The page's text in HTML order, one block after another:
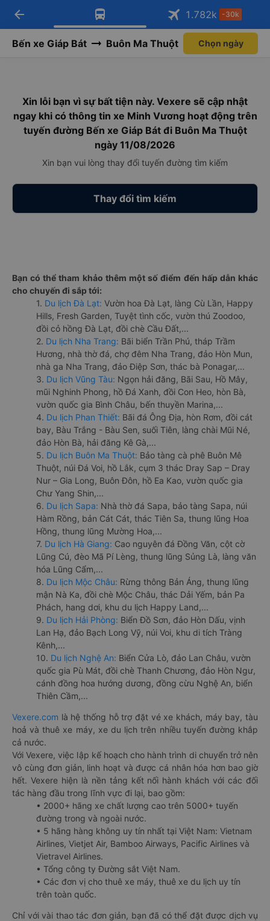
Tải app Vexere ngay!
Nhận ưu đãi thành viên độc
Mở app
Tải app Vexere
-30k/ghế khi đặt vé máy bay qua
Mở app
arrow_back 1.782k -30k
Bến xe Giáp Bát Buôn Ma Thuột Chọn ngày
Xin lỗi bạn vì sự bất tiện này. Vexere sẽ cập nhật
ngay khi có thông tin xe Minh Vương hoạt động trên
tuyến đường Bến xe Giáp Bát đi Buôn Ma Thuột
ngày 11/08/2026
Xin bạn vui lòng thay đổi tuyến đường tìm kiếm
Thay đổi tìm kiếm
Bạn có thể tham khảo thêm một số điểm đến hấp dẫn khác
cho chuyến đi sắp tới:
1. Du lịch Đà Lạt: Vườn hoa Đà Lạt, làng Cù Lần, Happy
Hills, Fresh Garden, Tuyệt tình cốc, vườn thú Zoodoo,
đồi cỏ hồng Đà Lạt, đồi chè Cầu Đất,...
2. Du lịch Nha Trang: Bãi biển Trần Phú, tháp Trầm
Hương, nhà thờ đá, chợ đêm Nha Trang, đảo Hòn Mun,
nhà ga Nha Trang, đảo Điệp Sơn, thác bà Ponagar,...
3. Du lịch Vũng Tàu: Ngọn hải đăng, Bãi Sau, Hồ Mây,
mũi Nghinh Phong, hồ Đá Xanh, đồi Con Heo, hòn Bà,
vườn quốc gia Bình Châu, bến thuyền Marina,...
4. Du lịch Phan Thiết: Bãi đá Ông Địa, hòn Rơm, đồi cát
bay, Bàu Trắng - Bàu Sen, suối Tiên, làng chài Mũi Né,
đảo Hòn Bà, hải đăng Kê Gà,...
5. Du lịch Buôn Ma Thuột: Bảo tàng cà phê Buôn Mê
Thuột, núi Đá Voi, hồ Lắk, cụm 3 thác Dray Sap – Dray
Nur – Gia Long, Buôn Đôn, hồ Ea Kao, vườn quốc gia
Chư Yang Shin,...
6. Du lịch Sapa: Nhà thờ đá Sapa, bảo tàng Sapa, núi
Hàm Rồng, bản Cát Cát, thác Tiên Sa, thung lũng Hoa
Hồng, thung lũng Mường Hoa,...
7. Du lịch Hà Giang: Cao nguyên đá Đồng Văn, cột cờ
Lũng Cú, đèo Mã Pí Lèng, thung lũng Sủng Là, làng văn
hóa Lũng Cẩm,...
8. Du lịch Mộc Châu: Rừng thông Bản Áng, thung lũng
mận Nà Ka, đồi chè Mộc Châu, thác Dải Yếm, bản Pa
Phách, hang dơi, khu du lịch Happy Land,...
9. Du lịch Hải Phòng: Biển Đồ Sơn, đảo Hòn Dấu, vịnh
Lan Hạ, đảo Bạch Long Vỹ, núi Voi, khu di tích Tràng
Kênh,...
10. Du lịch Nghệ An: Biển Cửa Lò, đảo Lan Châu, vườn
quốc gia Pù Mát, đồi chè Thanh Chương, đảo Hòn Ngư,
cánh đồng hoa hướng dương, đồng cừu Nghệ An, biển
Thiên Cầm,...
Vexere.com là hệ thống hỗ trợ đặt vé xe khách, máy bay, tàu
hoả và thuê xe máy, xe du lịch trên nhiều tuyến đường khắp
cả nước.
Với Vexere, việc lập kế hoạch cho hành trình di chuyển trở nên
vô cùng đơn giản, linh hoạt và được cá nhân hóa hơn bao giờ
hết. Vexere hiện là nền tảng kết nối hành khách với các đối
tác hàng đầu trong lĩnh vực đi lại, bao gồm:
• 2000+ hãng xe chất lượng cao trên 5000+ tuyến
đường trong và ngoài nước.
• 5 hãng hàng không uy tín nhất tại Việt Nam: Vietnam
Airlines, Vietjet Air, Bamboo Airways, Pacific Airlines và
Vietravel Airlines.
• Tổng công ty Đường sắt Việt Nam.
• Các đơn vị cho thuê xe máy, thuê xe du lịch uy tín
trên toàn quốc.
Chỉ với vài thao tác đơn giản, bạn đã có thể đặt được dịch vụ